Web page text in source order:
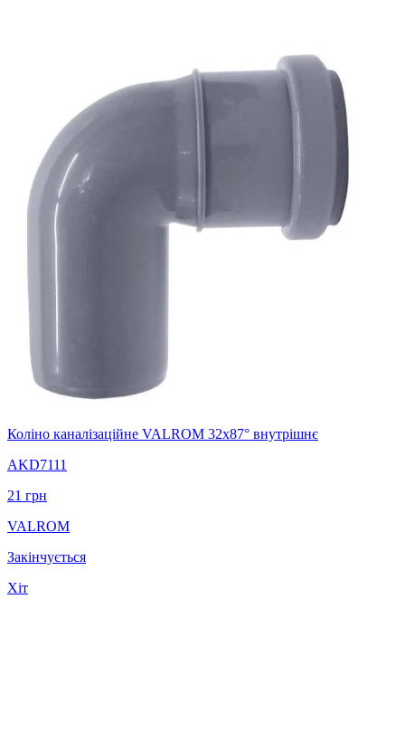
Коліно каналізаційне VALROM 32x87° внутрішнє
AKD7111
21 грн
VALROM
Закінчується
Хіт